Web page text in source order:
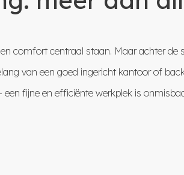
comfort centraal staan. Maar achter de
van een goed ingericht kantoor of
fijne en efficiënte werkplek is